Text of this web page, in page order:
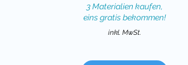
3 Materialien kaufen,
eins gratis bekommen!
inkl. MwSt.